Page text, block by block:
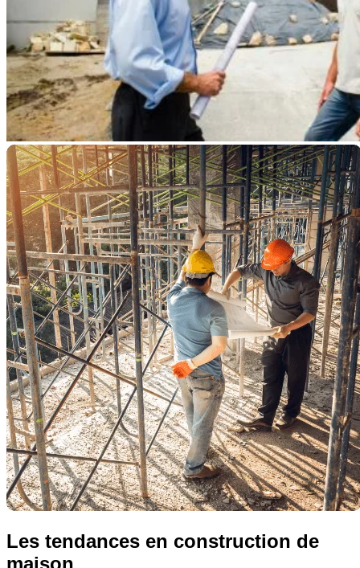
Les tendances en construction de
maison